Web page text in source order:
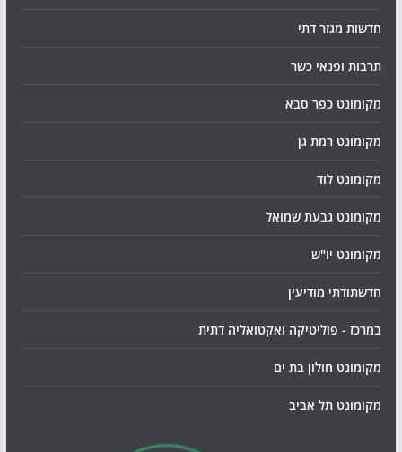
חדשות מגזר דתי
תרבות ופנאי כשר
מקומונט כפר סבא
מקומונט רמת גן
מקומונט לוד
מקומונט גבעת שמואל
מקומונט יו"ש
חדשתודתי מודיעין
במרכז - פוליטיקה ואקטואליה דתית
מקומונט חולון בת ים
מקומונט תל אביב